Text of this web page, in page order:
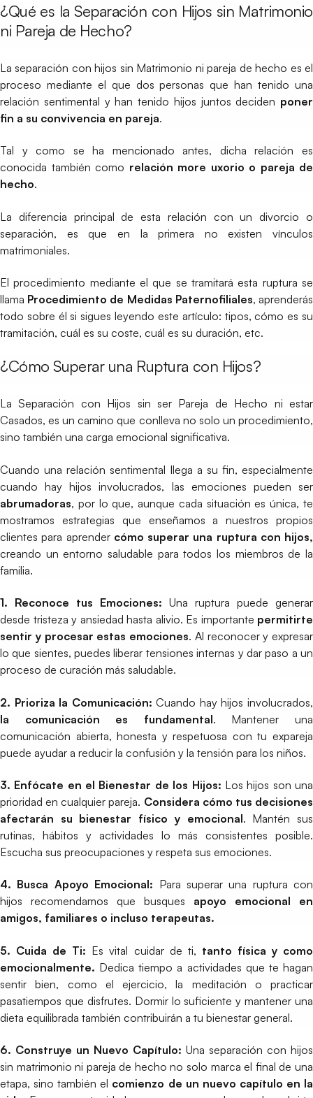
¿Qué es la Separación con Hijos sin Matrimonio
ni Pareja de Hecho?
La separación con hijos sin Matrimonio ni pareja de hecho es el
proceso mediante el que dos personas que han tenido una
relación sentimental y han tenido hijos juntos deciden poner
fin a su convivencia en pareja.
Tal y como se ha mencionado antes, dicha relación es
conocida también como relación more uxorio o pareja de
hecho.
La diferencia principal de esta relación con un divorcio o
separación, es que en la primera no existen vínculos
matrimoniales.
El procedimiento mediante el que se tramitará esta ruptura se
llama Procedimiento de Medidas Paternofiliales, aprenderás
todo sobre él si sigues leyendo este artículo: tipos, cómo es su
tramitación, cuál es su coste, cuál es su duración, etc.
¿Cómo Superar una Ruptura con Hijos?
La Separación con Hijos sin ser Pareja de Hecho ni estar
Casados, es un camino que conlleva no solo un procedimiento,
sino también una carga emocional significativa.
Cuando una relación sentimental llega a su fin, especialmente
cuando hay hijos involucrados, las emociones pueden ser
abrumadoras, por lo que, aunque cada situación es única, te
mostramos estrategias que enseñamos a nuestros propios
clientes para aprender cómo superar una ruptura con hijos,
creando un entorno saludable para todos los miembros de la
familia.
1. Reconoce tus Emociones: Una ruptura puede generar
desde tristeza y ansiedad hasta alivio. Es importante permitirte
sentir y procesar estas emociones. Al reconocer y expresar
lo que sientes, puedes liberar tensiones internas y dar paso a un
proceso de curación más saludable.
2. Prioriza la Comunicación: Cuando hay hijos involucrados,
la comunicación es fundamental. Mantener una
comunicación abierta, honesta y respetuosa con tu expareja
puede ayudar a reducir la confusión y la tensión para los niños.
3. Enfócate en el Bienestar de los Hijos: Los hijos son una
prioridad en cualquier pareja. Considera cómo tus decisiones
afectarán su bienestar físico y emocional. Mantén sus
rutinas, hábitos y actividades lo más consistentes posible.
Escucha sus preocupaciones y respeta sus emociones.
4. Busca Apoyo Emocional: Para superar una ruptura con
hijos recomendamos que busques apoyo emocional en
amigos, familiares o incluso terapeutas.
5. Cuida de Ti: Es vital cuidar de ti, tanto física y como
emocionalmente. Dedica tiempo a actividades que te hagan
sentir bien, como el ejercicio, la meditación o practicar
pasatiempos que disfrutes. Dormir lo suficiente y mantener una
dieta equilibrada también contribuirán a tu bienestar general.
6. Construye un Nuevo Capítulo: Una separación con hijos
sin matrimonio ni pareja de hecho no solo marca el final de una
etapa, sino también el comienzo de un nuevo capítulo en la